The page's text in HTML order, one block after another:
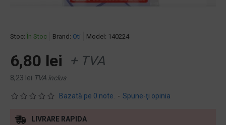
Stoc: În Stoc Brand: Oti Model: 140224
Bazată pe 0 note. - Spune-ţi opinia
6,80 lei + TVA
8,23 lei TVA inclus
LIVRARE RAPIDA